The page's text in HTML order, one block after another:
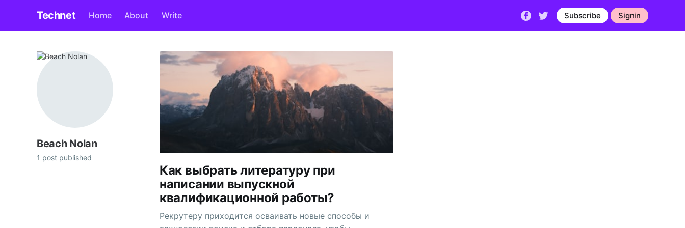
Technet Home About Write Subscribe Signin
Beach Nolan
1 post published
Как выбрать литературу при
написании выпускной
квалификационной работы?
Рекрутеру приходится осваивать новые способы и